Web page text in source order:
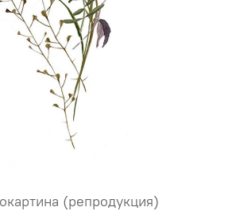
(репродукция)